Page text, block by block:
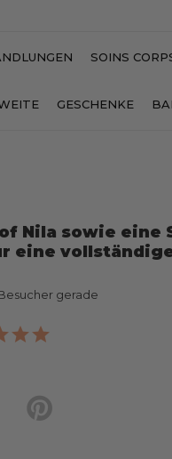
SOINS
GESCHENKE
Nila sowie eine
eine
gerade